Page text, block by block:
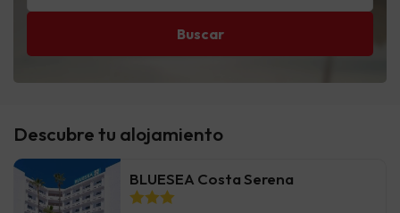
Descubre tu alojamiento
BLUESEA Costa Serena
Buscar